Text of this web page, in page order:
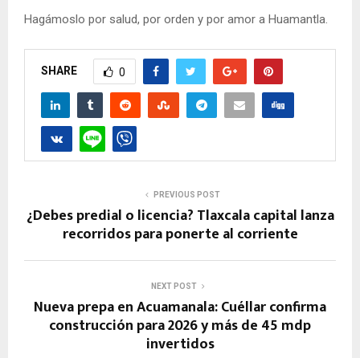
Hagámoslo por salud, por orden y por amor a Huamantla.
SHARE 0
PREVIOUS POST
¿Debes predial o licencia? Tlaxcala capital lanza
recorridos para ponerte al corriente
NEXT POST
Nueva prepa en Acuamanala: Cuéllar confirma
construcción para 2026 y más de 45 mdp
invertidos